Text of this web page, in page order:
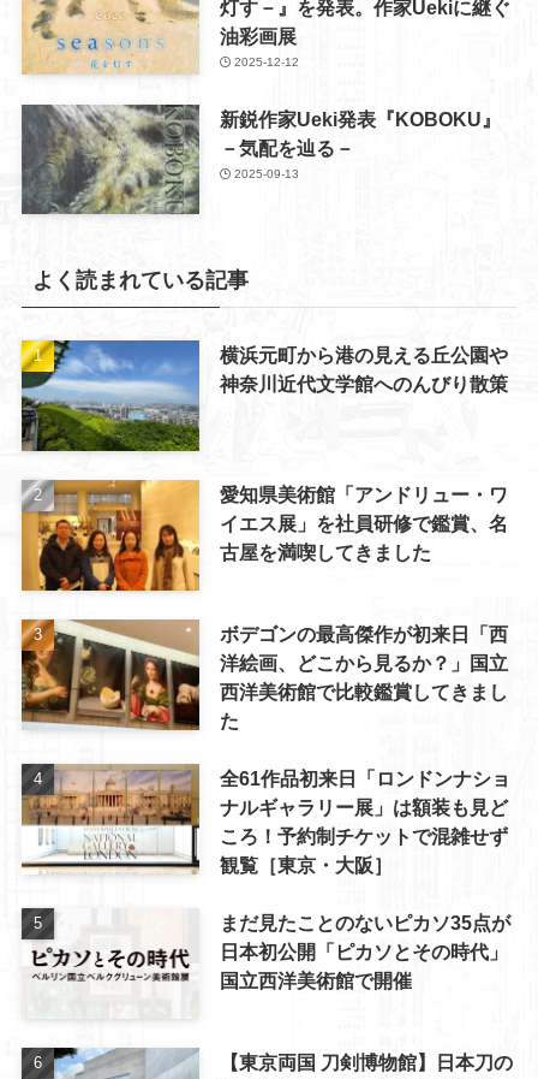
灯す－』を発表。作家Uekiに継ぐ
油彩画展
2025-12-12
新鋭作家Ueki発表『KOBOKU』
－気配を辿る－
2025-09-13
よく読まれている記事
横浜元町から港の見える丘公園や
神奈川近代文学館へのんびり散策
愛知県美術館「アンドリュー・ワ
イエス展」を社員研修で鑑賞、名
古屋を満喫してきました
ボデゴンの最高傑作が初来日「西
洋絵画、どこから見るか？」国立
西洋美術館で比較鑑賞してきまし
た
全61作品初来日「ロンドンナショ
ナルギャラリー展」は額装も見ど
ころ！予約制チケットで混雑せず
観覧［東京・大阪］
まだ見たことのないピカソ35点が
日本初公開「ピカソとその時代」
国立西洋美術館で開催
【東京両国 刀剣博物館】日本刀の